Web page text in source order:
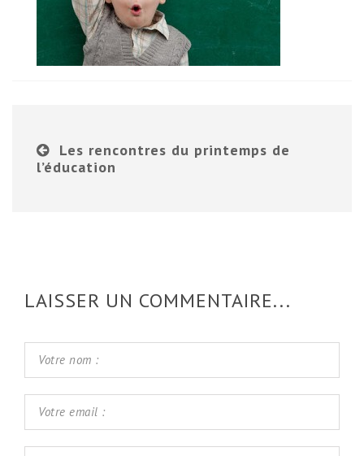
Les rencontres du printemps de
l’éducation
LAISSER UN COMMENTAIRE...